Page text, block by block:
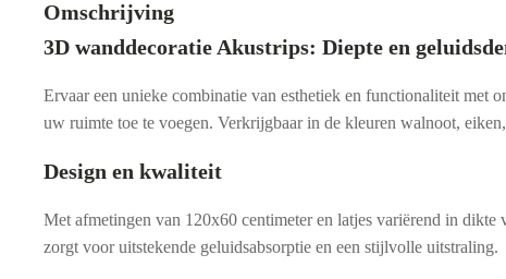
Omschrijving
3D wanddecoratie Akustrips: Diepte en
Ervaar een unieke combinatie van esthetiek en functionaliteit met
uw ruimte toe te voegen. Verkrijgbaar in de kleuren walnoot,
Design en kwaliteit
Met afmetingen van 120x60 centimeter en latjes variërend in dikte
zorgt voor uitstekende geluidsabsorptie en een stijlvolle uitstraling.